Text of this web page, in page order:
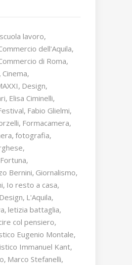
lavoro
dell'Aquila
di Roma
Cinema
Design
Elisa Ciminelli
Fabio Glielmi
Formacamera
fotografia
Bernini Giornalismo
Io resto a casa
L'Aquila
letizia battaglia
col pensiero
Eugenio Montale
Immanuel Kant
Marco Stefanelli